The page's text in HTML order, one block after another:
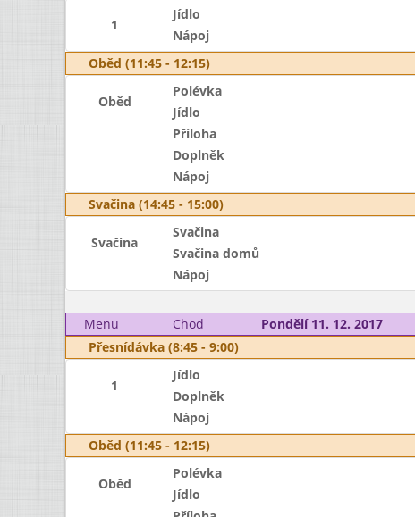
1
Jídlo
Nápoj
Oběd (11:45 - 12:15)
Oběd
Polévka
Jídlo
Příloha
Doplněk
Nápoj
Svačina (14:45 - 15:00)
Svačina
Svačina
Svačina domů
Nápoj
Menu
Chod Pondělí 11. 12. 2017
Přesnídávka (8:45 - 9:00)
1
Jídlo
Doplněk
Nápoj
Oběd (11:45 - 12:15)
Oběd
Polévka
Jídlo